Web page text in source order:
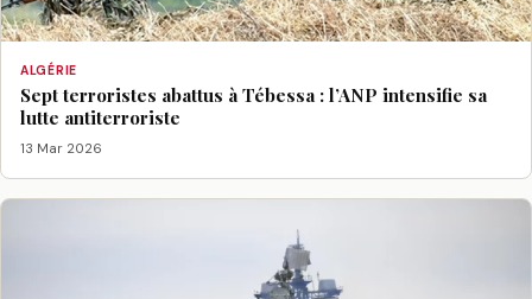
ALGÉRIE
Sept terroristes abattus à Tébessa : l’ANP intensifie sa
lutte antiterroriste
13 Mar 2026